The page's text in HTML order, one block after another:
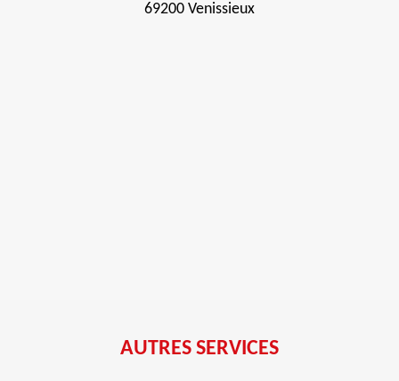
69200 Venissieux
AUTRES SERVICES